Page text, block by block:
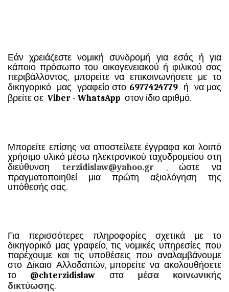
Εάν χρειάζεστε νομική συνδρομή για εσάς ή για
κάποιο πρόσωπο του οικογενειακού ή φιλικού σας
περιβάλλοντος, μπορείτε να επικοινωνήσετε με το
δικηγορικό μας γραφείο στο 6977424779ή να μας
βρείτε σε Viber - WhatsApp στον ίδιο αριθμό.
Μπορείτε επίσης να αποστείλετε έγγραφα και λοιπό
χρήσιμο υλικό μέσω ηλεκτρονικού ταχυδρομείου στη
διεύθυνση terzidislaw@yahoo.gr
, ώστε να
πραγματοποιηθεί μια πρώτη αξιολόγηση της
υπόθεσής σας.
Για περισσότερες πληροφορίες σχετικά με το
δικηγορικό μας γραφείο, τις νομικές υπηρεσίες που
παρέχουμε και τις υποθέσεις που αναλαμβάνουμε
στο Δίκαιο Αλλοδαπών, μπορείτε να ακολουθήσετε
το @chterzidislaw στα μέσα κοινωνικής
δικτύωσης.